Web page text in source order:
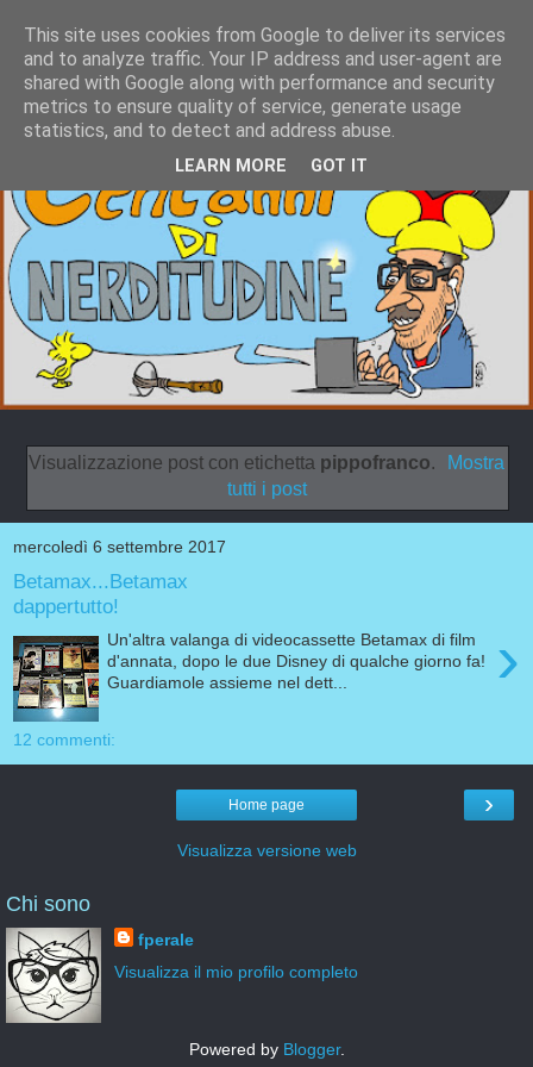
Visualizzazione post con etichetta pippofranco.
Mostra
tutti i post
mercoledì 6 settembre 2017
Betamax...Betamax
dappertutto!
›
Un'altra valanga di videocassette Betamax di film
d'annata, dopo le due Disney di qualche giorno fa!
Guardiamole assieme nel dett...
12 commenti:
›
Home page
Visualizza versione web
Chi sono
fperale
Visualizza il mio profilo completo
Powered by Blogger.
This site uses cookies from Google to deliver its services
and to analyze traffic. Your IP address and user-agent are
shared with Google along with performance and security
metrics to ensure quality of service, generate usage
statistics, and to detect and address abuse.
LEARN MORE GOT IT